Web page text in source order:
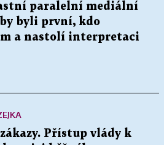
paralelní mediální
byli první, kdo
a nastolí interpretaci
Přístup vlády k